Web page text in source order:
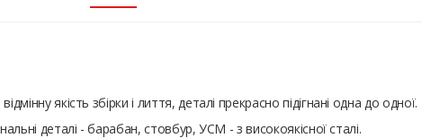
якість збірки і лиття, деталі прекрасно підігнані одна до одної.
деталі - барабан, стовбур, УСМ - з високоякісної сталі.